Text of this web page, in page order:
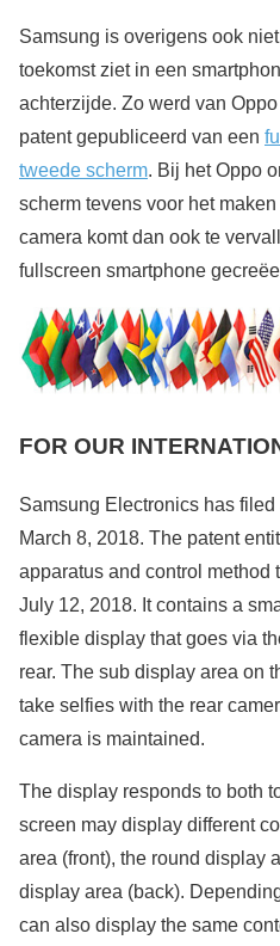
Samsung is overigens ook
toekomst ziet in een
achterzijde. Zo werd van
patent gepubliceerd van een
tweede scherm. Bij het Oppo
scherm tevens voor het
camera komt dan ook te
fullscreen smartphone
FOR OUR
Samsung Electronics has
March 8, 2018. The patent
apparatus and control method
July 12, 2018. It contains a
flexible display that goes via
rear. The sub display area on
take selfies with the rear
camera is maintained.
The display responds to both
screen may display different
area (front), the round display
display area (back).
can also display the same